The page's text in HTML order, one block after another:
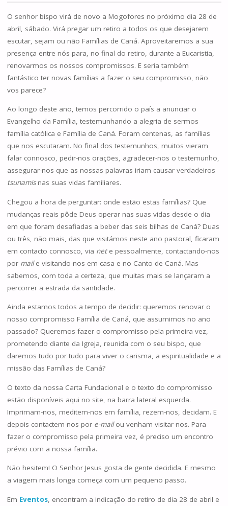
O senhor bispo virá de novo a Mogofores no próximo dia 28 de
abril, sábado. Virá pregar um retiro a todos os que desejarem
escutar, sejam ou não Famílias de Caná. Aproveitaremos a sua
presença entre nós para, no final do retiro, durante a Eucaristia,
renovarmos os nossos compromissos. E seria também
fantástico ter novas famílias a fazer o seu compromisso, não
vos parece?
Ao longo deste ano, temos percorrido o país a anunciar o
Evangelho da Família, testemunhando a alegria de sermos
família católica e Família de Caná. Foram centenas, as famílias
que nos escutaram. No final dos testemunhos, muitos vieram
falar connosco, pedir-nos orações, agradecer-nos o testemunho,
assegurar-nos que as nossas palavras iriam causar verdadeiros
tsunamisnas suas vidas familiares.
Chegou a hora de perguntar: onde estão estas famílias? Que
mudanças reais pôde Deus operar nas suas vidas desde o dia
em que foram desafiadas a beber das seis bilhas de Caná? Duas
ou três, não mais, das que visitámos neste ano pastoral, ficaram
em contacto connosco, via nete pessoalmente, contactando-nos
por maile visitando-nos em casa e no Canto de Caná. Mas
sabemos, com toda a certeza, que muitas mais se lançaram a
percorrer a estrada da santidade.
Ainda estamos todos a tempo de decidir: queremos renovar o
nosso compromisso Família de Caná, que assumimos no ano
passado? Queremos fazer o compromisso pela primeira vez,
prometendo diante da Igreja, reunida com o seu bispo, que
daremos tudo por tudo para viver o carisma, a espiritualidade e a
missão das Famílias de Caná?
O texto da nossa Carta Fundacional e o texto do compromisso
estão disponíveis aqui no site, na barra lateral esquerda.
Imprimam-nos, meditem-nos em família, rezem-nos, decidam. E
depois contactem-nos por e-mailou venham visitar-nos. Para
fazer o compromisso pela primeira vez, é preciso um encontro
prévio com a nossa família.
Não hesitem! O Senhor Jesus gosta de gente decidida. E mesmo
a viagem mais longa começa com um pequeno passo.
Em Eventos, encontram a indicação do retiro de dia 28 de abril e